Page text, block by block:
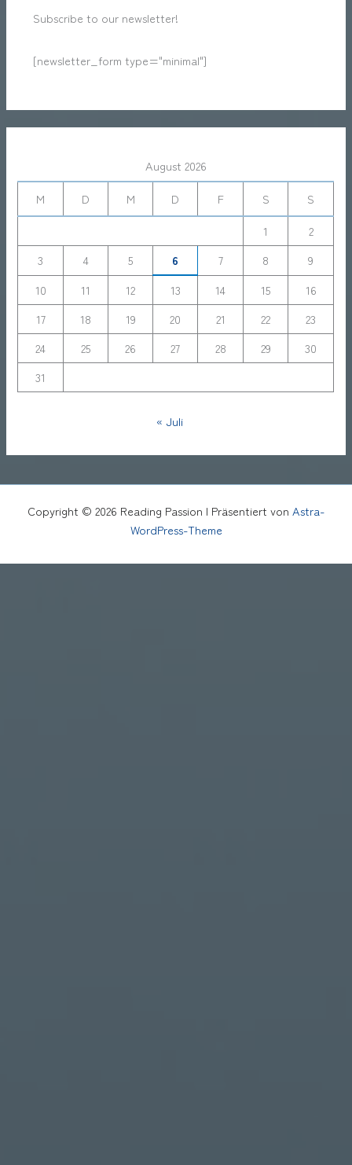
Subscribe to our newsletter!
[newsletter_form type="minimal"]
August 2026
M
D M D F S
S
1
2
3
4 5 6 7 8
9
10
11 12 13 14 15
16
17
18 19 20 21 22
23
24
25 26 27 28 29
30
31
« Juli
Copyright © 2026 Reading Passion | Präsentiert von Astra-
WordPress-Theme